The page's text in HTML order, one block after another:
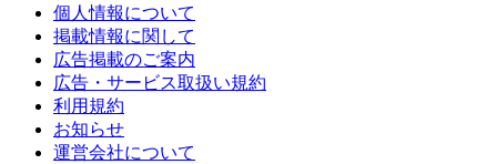
個人情報について
掲載情報に関して
広告掲載のご案内
広告・サービス取扱い規約
利用規約
お知らせ
運営会社について